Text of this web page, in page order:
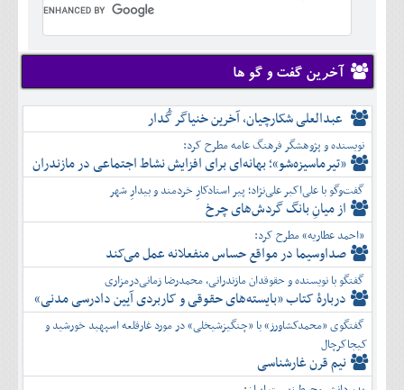
دی
بهمن
اسفند
آبان
آذر
دی
بهمن
اسفند
شهريور
مهر
آبان
آذر
دی
بهمن
اسفند
تير
مرداد
شهريور
مهر
آبان
آذر
دی
بهمن
اسفند
آخرین گفت و گو ها
عبدالعلی شکارچیان، آخرین خنیاگر گُدار
نویسنده و پژوهشگر فرهنگ عامه مطرح کرد:
«تیرماسیزه‌شو»؛ بهانه‌ای برای افزایش نشاط اجتماعی در مازندران
گفت‌وگو با علی‌اکبر علی‌نژاد؛ پیر استادکارِ خردمند و بیدارِ شهر
از میانِ بانگ گردش‌های چرخ
«احمد عطاریه» مطرح کرد:
صداوسیما در مواقع حساس منفعلانه عمل می‌کند
گفتگو با نویسنده و حقوقدان مازندرانی، محمدرضا زمانی‌درمزاری
دربارۀ کتاب ”بایسته‌های حقوقی و کاربردی آیین دادرسی مدنی»
گفتگوی «محمدکشاورز» با «چنگیزشیخلی» در مورد غارقلعه اسپهبد خورشید و
کیجاکرچال
نیم قرن غارشناسی